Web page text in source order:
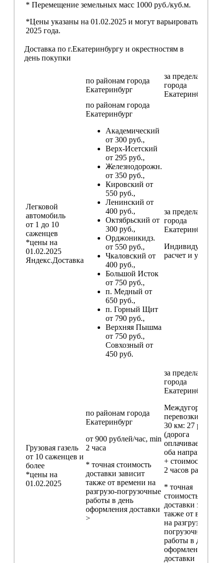
* Перемещение земельных масс 1000 руб./куб.м.
*Цены указаны на 01.02.2025 и могут варьироваться
2025 года.
Доставка по г.Екатеринбургу и окрестностям в
день покупки
по районам города
Екатеринбург
за пределами
города
Екатеринбург
Легковой
автомобиль
от 1 до 10
саженцев
*цены на
01.02.2025
Яндекс.Доставка
по районам города
Екатеринбург
Академический
от 300 руб.,
Верх-Исетский
от 295 руб.,
Железнодорожн.
от 350 руб.,
Кировский от
550 руб.,
Ленинский от
400 руб.,
Октябрьский от
300 руб.,
Орджоникидз.
от 550 руб.,
Чкаловский от
400 руб.,
Большой Исток
от 750 руб.,
п. Медный от
650 руб.,
п. Горный Щит
от 790 руб.,
Верхняя Пышма
от 750 руб.,
Совхозный от
450 руб.
за пределами
города
Екатеринбург
расчет и условия
Грузовая газель
от 10 саженцев и
более
*цены на
01.02.2025
по районам города
Екатеринбург
от 900 рублей/час, min
2 часа
* точная стоимость
доставки зависит
также от времени на
разгрузо-погрузочные
работы в день
оформления доставки
>
за пределами
города
Екатеринбург
Междугородние
перевозки
30 км: 27 руб./км
(дорога
оплачивается в
оба направления
+ стоимость min
2 часов работы)
* точная
стоимость
доставки
также от
на разгрузо-
погрузочные
работы в день
оформления
доставки